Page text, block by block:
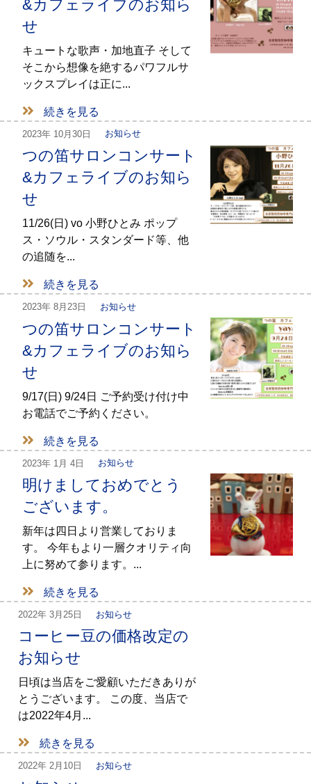
&カフェライブのお知ら
せ
キュートな歌声・加地直子 そして
そこから想像を絶するパワフルサ
ックスプレイは正に...
続きを見る
2023年 10月30日 お知らせ
つの笛サロンコンサート
&カフェライブのお知ら
せ
11/26(日) vo 小野ひとみ ポップ
ス・ソウル・スタンダード等、他
の追随を...
続きを見る
2023年 8月23日 お知らせ
つの笛サロンコンサート
&カフェライブのお知ら
せ
9/17(日) 9/24日 ご予約受け付け中
お電話でご予約ください。
続きを見る
2023年 1月 4日 お知らせ
明けましておめでとう
ございます。
新年は四日より営業しておりま
す。 今年もより一層クオリティ向
上に努めて参ります。...
続きを見る
2022年 3月25日 お知らせ
コーヒー豆の価格改定の
お知らせ
日頃は当店をご愛顧いただきありが
とうございます。 この度、当店で
は2022年4月...
続きを見る
2022年 2月10日 お知らせ